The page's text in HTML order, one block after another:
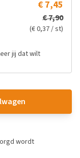
€ 7,45
€ 7,90
(€ 0,37 / st)
jij dat wilt
wordt